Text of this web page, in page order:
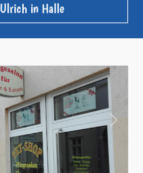
Ulrich in Halle